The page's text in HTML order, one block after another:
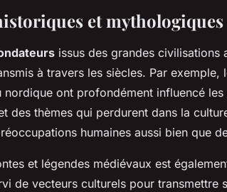
et
issus des grandes civilisations
à travers les siècles. Par exemple,
nordique ont profondément influencé
des thèmes qui perdurent dans la
humaines aussi bien que
et légendes médiévaux est
de vecteurs culturels pour transmettre